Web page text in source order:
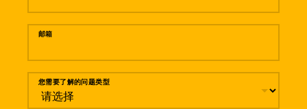
邮箱
您需要了解的问题类型